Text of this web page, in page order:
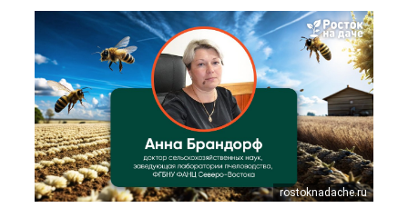
rostoknadache.ru